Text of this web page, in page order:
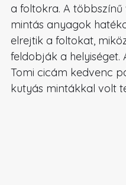
a foltokra. A többszínű
mintás anyagok
elrejtik a foltokat,
feldobják a helyiséget.
Tomi cicám kedvenc
kutyás mintákkal volt